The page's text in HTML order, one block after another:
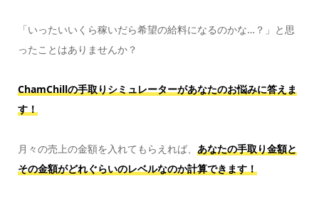
「いったいいくら稼いだら希望の給料になるのかな…？」と思
ったことはありませんか？
ChamChillの手取りシミュレーターがあなたのお悩みに答えま
す！
月々の売上の金額を入れてもらえれば、 あなたの手取り金額と
その金額がどれぐらいのレベルなのか計算できます！